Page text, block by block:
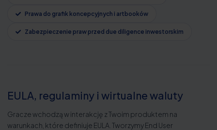
Prawa do grafik koncepcyjnych i artbooków
Zabezpieczenie praw przed due diligence inwestorskim
EULA, regulaminy i wirtualne waluty
Gracze wchodzą w interakcję z Twoim produktem na
warunkach, które definiuje EULA. Tworzymy End User